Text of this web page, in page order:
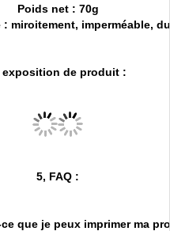
Poids net : 70g
miroitement, imperméable,
exposition de produit :
5, FAQ :
que je peux imprimer ma